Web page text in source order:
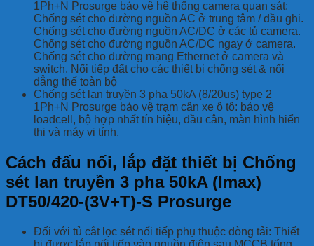
1Ph+N Prosurge bảo vệ hệ thống camera quan sát:
Chống sét cho đường nguồn AC ở trung tâm / đầu ghi.
Chống sét cho đường nguồn AC/DC ở các tủ camera.
Chống sét cho đường nguồn AC/DC ngay ở camera.
Chống sét cho đường mạng Ethernet ở camera và
switch. Nối tiếp đất cho các thiết bị chống sét & nối
đẳng thế toàn bộ
Chống sét lan truyền 3 pha 50kA (8/20us) type 2
1Ph+N Prosurge bảo vệ trạm cân xe ô tô: bảo vệ
loadcell, bộ hợp nhất tín hiệu, đầu cân, màn hình hiển
thị và máy vi tính.
Cách đấu nối, lắp đặt thiết bị Chống
sét lan truyền 3 pha 50kA (Imax)
DT50/420-(3V+T)-S Prosurge
Đối với tủ cắt lọc sét nối tiếp phụ thuộc dòng tải: Thiết